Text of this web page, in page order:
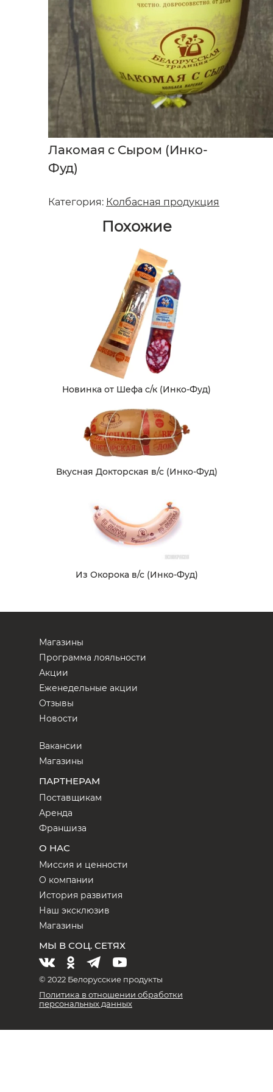
Лакомая с Сыром (Инко-
Фуд)
Категория: Колбасная продукция
Похожие
Новинка от Шефа с/к (Инко-Фуд)
Вкусная Докторская в/с (Инко-Фуд)
Из Окорока в/с (Инко-Фуд)
Магазины
Программа лояльности
Акции
Еженедельные акции
Отзывы
Новости
Вакансии
Магазины
ПАРТНЕРАМ
Поставщикам
Аренда
Франшиза
О НАС
Миссия и ценности
О компании
История развития
Наш эксклюзив
Магазины
МЫ В СОЦ. СЕТЯХ
© 2022 Белорусские продукты
Политика в отношении обработки
персональных данных